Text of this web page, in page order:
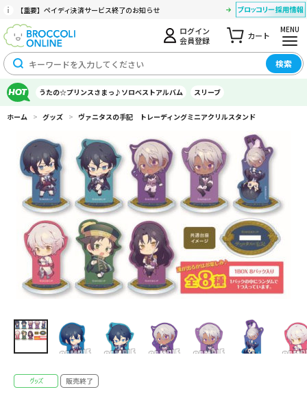
【重要】ペイディ決済サービス終了のお知らせ
ログイン
会員登録
カート
MENU
検索
うたの☆プリンスさまっ♪ソロベストアルバム スリーブ
ホーム > グッズ > ヴァニタスの手記 トレーディングミニアクリルスタンド